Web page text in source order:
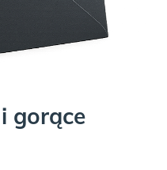
gorące